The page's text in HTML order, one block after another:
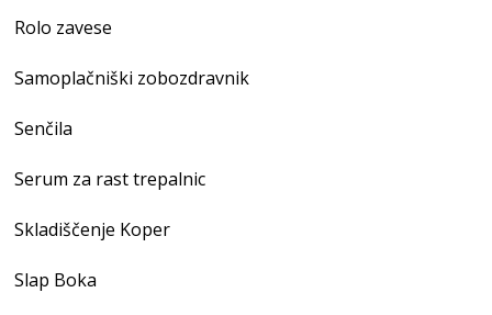
Rolo zavese
Samoplačniški zobozdravnik
Senčila
Serum za rast trepalnic
Skladiščenje Koper
Slap Boka